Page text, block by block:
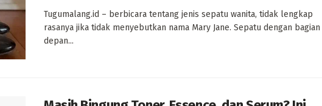
Tugumalang.id – berbicara tentang jenis sepatu wanita, tidak lengkap
rasanya jika tidak menyebutkan nama Mary Jane. Sepatu dengan bagian
depan...